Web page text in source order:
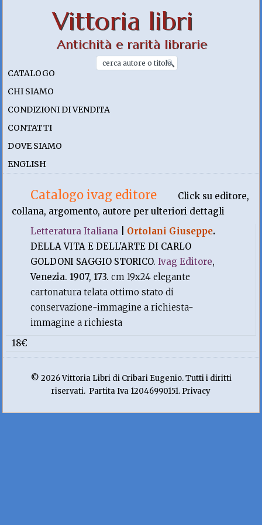
Vittoria libri
Antichità e rarità librarie
CATALOGO
CHI SIAMO
CONDIZIONI DI VENDITA
CONTATTI
DOVE SIAMO
ENGLISH
Catalogo ivag editore
Click su editore,
collana, argomento, autore per ulteriori dettagli
Letteratura Italiana
Ortolani Giuseppe.
DELLA VITA E DELL'ARTE DI CARLO
GOLDONI SAGGIO STORICO.Ivag Editore,
Venezia. 1907, 173.cm 19x24 elegante
cartonatura telata ottimo stato di
conservazione-immagine a richiesta-
immagine a richiesta
18€
© 2026 Vittoria Libri di Cribari Eugenio. Tutti i diritti
riservati. Partita Iva 12046990151. Privacy